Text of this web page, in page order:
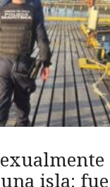
isla: fue